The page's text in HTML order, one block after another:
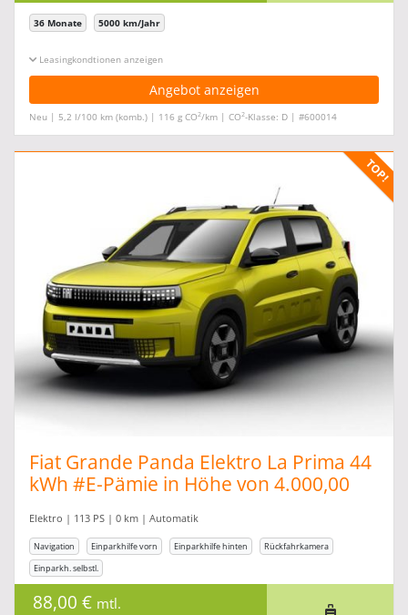
36 Monate 5000 km/Jahr
Leasingkonditionen ein-/ausblenden
Angebot anzeigen
Neu | 5,2 l/100 km (komb.) | 116 g CO2/km | CO2-Klasse: D | #600014
Fiat Grande Panda Elektro La Prima 44
kWh #E-Pämie in Höhe von 4.000,00
Elektro | 113 PS | 0 km | Automatik
Navigation Einparkhilfe vorn Einparkhilfe hinten
Rückfahrkamera
Einparkh. selbstl.
88,00 € mtl.